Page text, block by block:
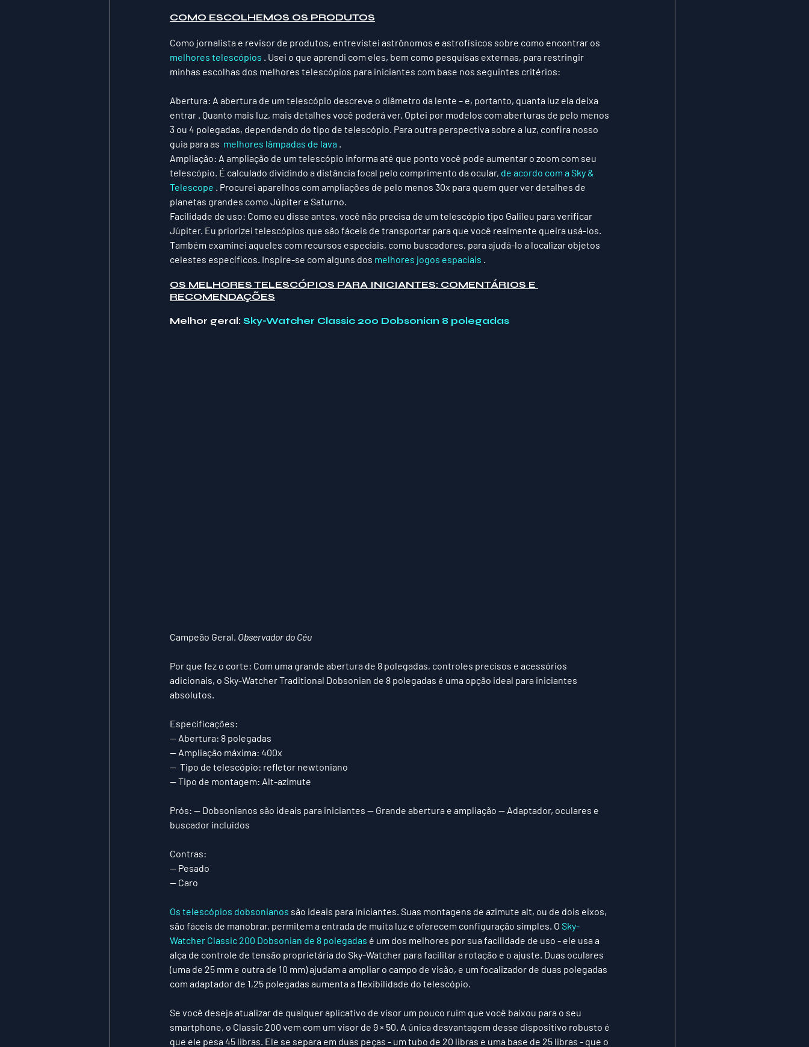
COMO ESCOLHEMOS OS PRODUTOS
Como jornalista e revisor de produtos, entrevistei astrônomos e astrofísicos sobre como encontrar os
melhores telescópios . Usei o que aprendi com eles, bem como pesquisas externas, para restringir
minhas escolhas dos melhores telescópios para iniciantes com base nos seguintes critérios:
Abertura: A abertura de um telescópio descreve o diâmetro da lente – e, portanto, quanta luz ela deixa
entrar . Quanto mais luz, mais detalhes você poderá ver. Optei por modelos com aberturas de pelo menos
3 ou 4 polegadas, dependendo do tipo de telescópio. Para outra perspectiva sobre a luz, confira nosso
guia para as melhores lâmpadas de lava .
Ampliação: A ampliação de um telescópio informa até que ponto você pode aumentar o zoom com seu
telescópio. É calculado dividindo a distância focal pelo comprimento da ocular, de acordo com a Sky &
Telescope . Procurei aparelhos com ampliações de pelo menos 30x para quem quer ver detalhes de
planetas grandes como Júpiter e Saturno.
Facilidade de uso: Como eu disse antes, você não precisa de um telescópio tipo Galileu para verificar
Júpiter. Eu priorizei telescópios que são fáceis de transportar para que você realmente queira usá-los.
Também examinei aqueles com recursos especiais, como buscadores, para ajudá-lo a localizar objetos
celestes específicos. Inspire-se com alguns dos melhores jogos espaciais .
OS MELHORES TELESCÓPIOS PARA INICIANTES: COMENTÁRIOS E
RECOMENDAÇÕES
Melhor geral: Sky-Watcher Classic 200 Dobsonian 8 polegadas
Campeão Geral. Observador do Céu
Por que fez o corte: Com uma grande abertura de 8 polegadas, controles precisos e acessórios
adicionais, o Sky-Watcher Traditional Dobsonian de 8 polegadas é uma opção ideal para iniciantes
absolutos.
Especificações:
— Abertura: 8 polegadas
— Ampliação máxima: 400x
— Tipo de telescópio: refletor newtoniano
— Tipo de montagem: Alt-azimute
Prós: — Dobsonianos são ideais para iniciantes — Grande abertura e ampliação — Adaptador, oculares e
buscador incluídos
Contras:
— Pesado
— Caro
Os telescópios dobsonianos são ideais para iniciantes. Suas montagens de azimute alt, ou de dois eixos,
são fáceis de manobrar, permitem a entrada de muita luz e oferecem configuração simples. O Sky-
Watcher Classic 200 Dobsonian de 8 polegadas é um dos melhores por sua facilidade de uso - ele usa a
alça de controle de tensão proprietária do Sky-Watcher para facilitar a rotação e o ajuste. Duas oculares
(uma de 25 mm e outra de 10 mm) ajudam a ampliar o campo de visão, e um focalizador de duas polegadas
com adaptador de 1,25 polegadas aumenta a flexibilidade do telescópio.
Se você deseja atualizar de qualquer aplicativo de visor um pouco ruim que você baixou para o seu
smartphone, o Classic 200 vem com um visor de 9 × 50. A única desvantagem desse dispositivo robusto é
que ele pesa 45 libras. Ele se separa em duas peças - um tubo de 20 libras e uma base de 25 libras - que o